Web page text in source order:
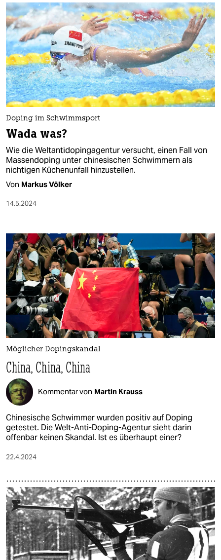
Doping im Schwimmsport
Wada was?
Wie die Weltantidopingagentur versucht, einen Fall von
Massendoping unter chinesischen Schwimmern als
nichtigen Küchenunfall hinzustellen.
Von Markus Völker
14.5.2024
Möglicher Dopingskandal
China, China, China
Kommentar von Martin Krauss
Chinesische Schwimmer wurden positiv auf Doping
getestet. Die Welt-Anti-Doping-Agentur sieht darin
offenbar keinen Skandal. Ist es überhaupt einer?
22.4.2024